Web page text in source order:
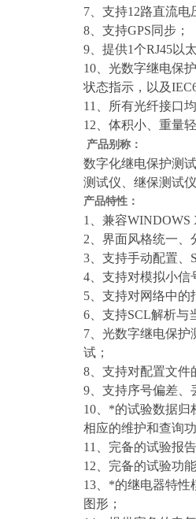
7、支持12路直流电
8、支持GPS同步；
9、提供1个RJ45以
10、光数字继电保
状态指示，以及
11、所有光纤接口
12、体积小、重量
产品别称：
数字化继电保护测
测试仪、继保测试
产品特性：
1、兼容
2、界面风格统一
3、支持手动配置、
4、支持对模拟小信
5、支持对网络中
6、支持SCL解析与
7、光数字继电保
试；
8、支持对配置文件
9、支持序号偏差、
10、*的试验数据归
相应的维护和查询
11、完备的试验报
12、完备的试验功
13、*的继电器特性
图形；